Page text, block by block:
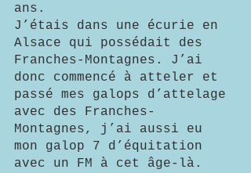
ans.
J’étais dans une écurie en
Alsace qui possédait des
Franches-Montagnes. J’ai
donc commencé à atteler et
passé mes galops d’attelage
avec des Franches-
Montagnes, j’ai aussi eu
mon galop 7 d’équitation
avec un FM à cet âge-là.